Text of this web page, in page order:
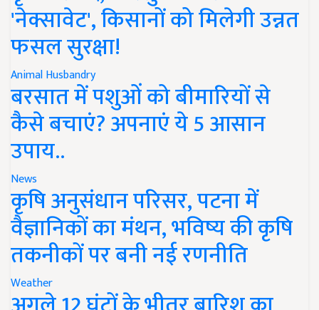
'नेक्सावेट', किसानों को मिलेगी उन्नत
फसल सुरक्षा!
Animal Husbandry
बरसात में पशुओं को बीमारियों से
कैसे बचाएं? अपनाएं ये 5 आसान
उपाय..
News
कृषि अनुसंधान परिसर, पटना में
वैज्ञानिकों का मंथन, भविष्य की कृषि
तकनीकों पर बनी नई रणनीति
Weather